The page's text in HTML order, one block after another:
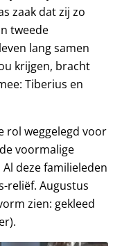
zaak dat zij zo
tweede
lang samen
krijgen, bracht
Tiberius en
rol weggelegd voor
voormalige
deze familieleden
reliëf. Augustus
zien: gekleed